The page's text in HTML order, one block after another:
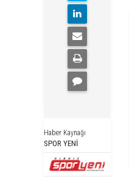
Haber Kaynağı
SPOR YENİ